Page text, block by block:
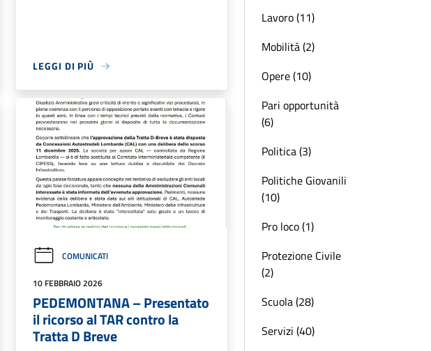
LEGGI DI PIÙ
COMUNICATI
10 FEBBRAIO 2026
PEDEMONTANA – Presentato
il ricorso al TAR contro la
Tratta D Breve
Lavoro (11)
Mobilità (2)
Opere (10)
Pari opportunità
(6)
Politica (3)
Politiche Giovanili
(10)
Pro loco (1)
Protezione Civile
(2)
Scuola (28)
Servizi (40)